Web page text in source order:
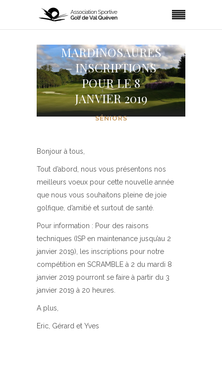
MARDINOSAURES
– INSCRIPTIONS
POUR LE 8
JANVIER 2019
SÉNIORS
Bonjour à tous,
Tout d’abord, nous vous présentons nos
meilleurs voeux pour cette nouvelle année
que nous vous souhaitons pleine de joie
golfique, d’amitié et surtout de santé.
Pour information : Pour des raisons
techniques (ISP en maintenance jusqu’au 2
janvier 2019), les inscriptions pour notre
compétition en SCRAMBLE à 2 du mardi 8
janvier 2019 pourront se faire à partir du 3
janvier 2019 à 20 heures.
A plus,
Eric, Gérard et Yves